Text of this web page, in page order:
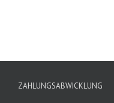
ZAHLUNGSABWICKLUNG